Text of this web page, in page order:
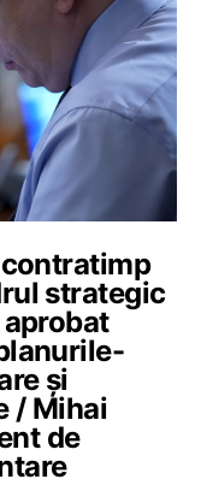
strategic
și
/ Mihai
de